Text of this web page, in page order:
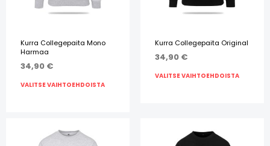
Kurra Collegepaita Mono
Harmaa
34,90 €
VALITSE VAIHTOEHDOISTA
Kurra Collegepaita Original
34,90 €
VALITSE VAIHTOEHDOISTA